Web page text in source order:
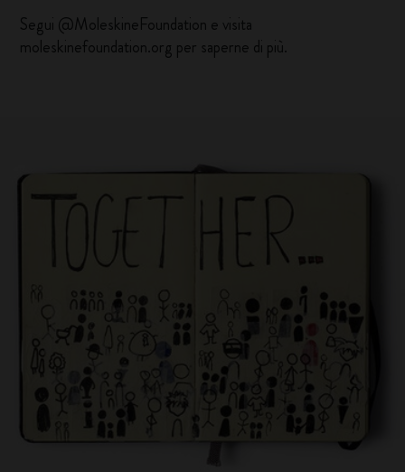
Segui @MoleskineFoundation e visita
moleskinefoundation.org per saperne di più.